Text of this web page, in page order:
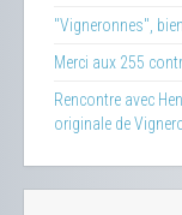
"Vigneronnes",
Merci aux 255
Rencontre avec
originale de